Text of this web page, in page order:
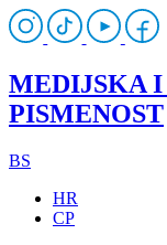
MEDIJSKA
PISMENOST
BS
HR
CP